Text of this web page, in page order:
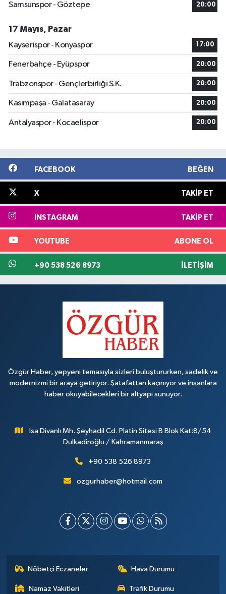
Samsunspor - Göztepe 20:00
17 Mayıs, Pazar
Kayserispor - Konyaspor
17:00
Fenerbahçe - Eyüpspor 20:00
Trabzonspor - Gençlerbirliği S.K. 20:00
Kasımpaşa - Galatasaray 20:00
Antalyaspor - Kocaelispor 20:00
FACEBOOK BEĞEN
X TAKIP ET
INSTAGRAM TAKIP ET
YOUTUBE ABONE OL
+90 538 526 8973 İLETIŞIM
Özgür Haber, yepyeni temasıyla sizleri buluştururken, sadelik ve
modernizmi bir araya getiriyor. Şatafattan kaçınıyor ve insanlara
haber okuyabilecekleri bir altyapı sunuyor.
İsa Divanlı Mh. Şeyhadil Cd. Platin Sitesi B Blok Kat:8/54
Dulkadiroğlu / Kahramanmaraş
+90 538 526 8973
ozgurhaber@hotmail.com
Nöbetçi Eczaneler Hava Durumu
Namaz Vakitleri Trafik Durumu